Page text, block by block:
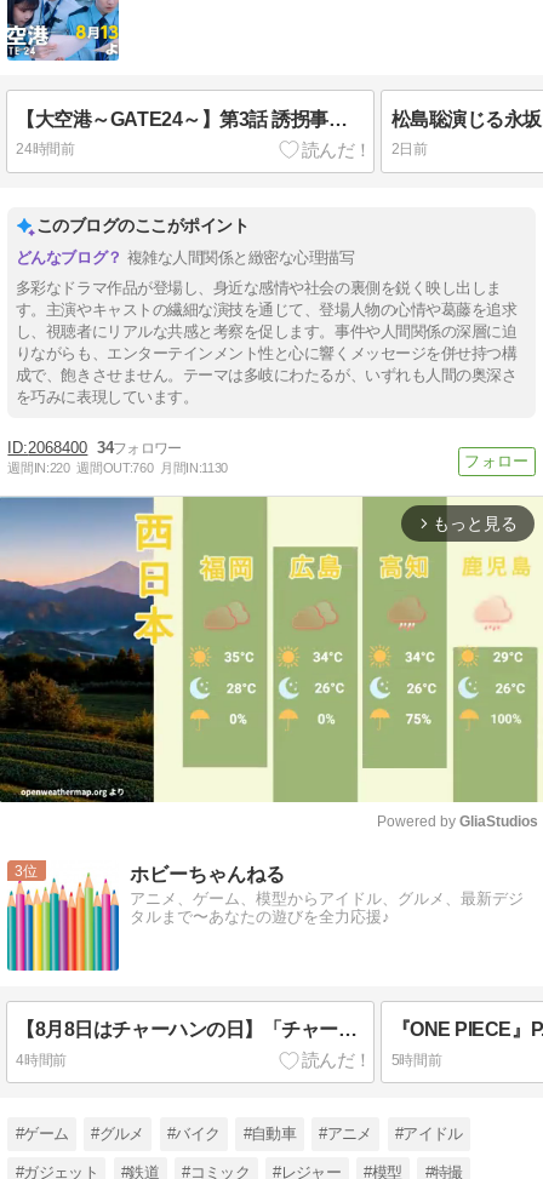
【大空港～GATE24～】第3話 誘拐事件発生!? “万智”趣里が目を離した隙に……
24時間前 2日前
このブログのここがポイント
複雑な人間関係と緻密な心理描写
多彩なドラマ作品が登場し、身近な感情や社会の裏側を鋭く映し出しま
す。主演やキャストの繊細な演技を通じて、登場人物の心情や葛藤を追求
し、視聴者にリアルな共感と考察を促します。事件や人間関係の深層に迫
りながらも、エンターテインメント性と心に響くメッセージを併せ持つ構
成で、飽きさせません。テーマは多岐にわたるが、いずれも人間の奥深さ
を巧みに表現しています。
2068400 34
週間IN:220 週間OUT:760 月間IN:1130
arrow_forward_ios もっと見る
Powered by GliaStudios
3 ホビーちゃんねる
アニメ、ゲーム、模型からアイドル、グルメ、最新デジ
タルまで〜あなたの遊びを全力応援♪
【8月8日はチャーハンの日】「チャーハン」をよく食べる都道府県ランキング、1位はどこ? 2024年度27位から急上昇 – 1か月に食べる量は東京都が1位に
4時間前 5時間前
#ゲーム #グルメ #バイク #自動車 #アニメ #アイドル
#ガジェット #鉄道 #コミック #レジャー #模型 #特撮